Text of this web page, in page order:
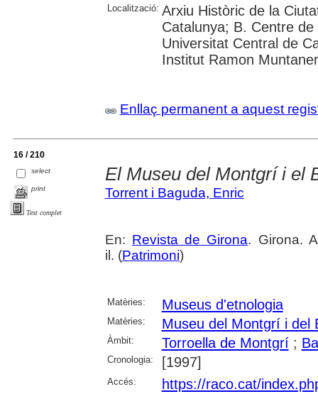
Localització: Arxiu Històric de la
Catalunya; B. Centre
Universitat Central de
Institut Ramon Muntaner
Enllaç permanent a aquest
16 / 210
select
print
Text complet
El Museu del Montgrí i el
Torrent i Baguda, Enric
En: Revista de Girona. Girona.
il. (Patrimoni)
Matèries: Museus d'etnologia
Matèries: Museu del Montgrí i del
Àmbit: Torroella de Montgrí;
Cronologia: [1997]
Accés: https://raco.cat/